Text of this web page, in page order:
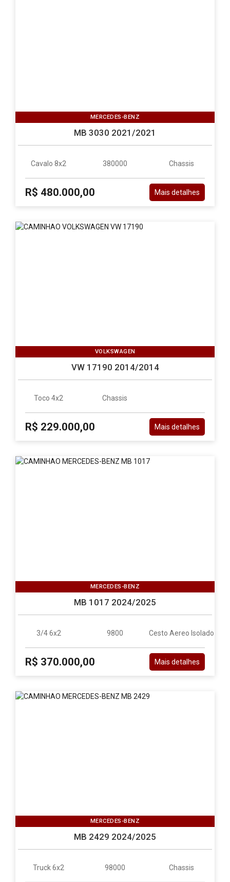
MERCEDES-BENZ
MB 3030 2021/2021
Cavalo 8x2 380000 Chassis
R$ 480.000,00 Mais detalhes
VOLKSWAGEN
VW 17190 2014/2014
Toco 4x2 Chassis
R$ 229.000,00 Mais detalhes
MERCEDES-BENZ
MB 1017 2024/2025
3/4 6x2 9800 Cesto Aereo Isolado
R$ 370.000,00 Mais detalhes
MERCEDES-BENZ
MB 2429 2024/2025
Truck 6x2 98000 Chassis